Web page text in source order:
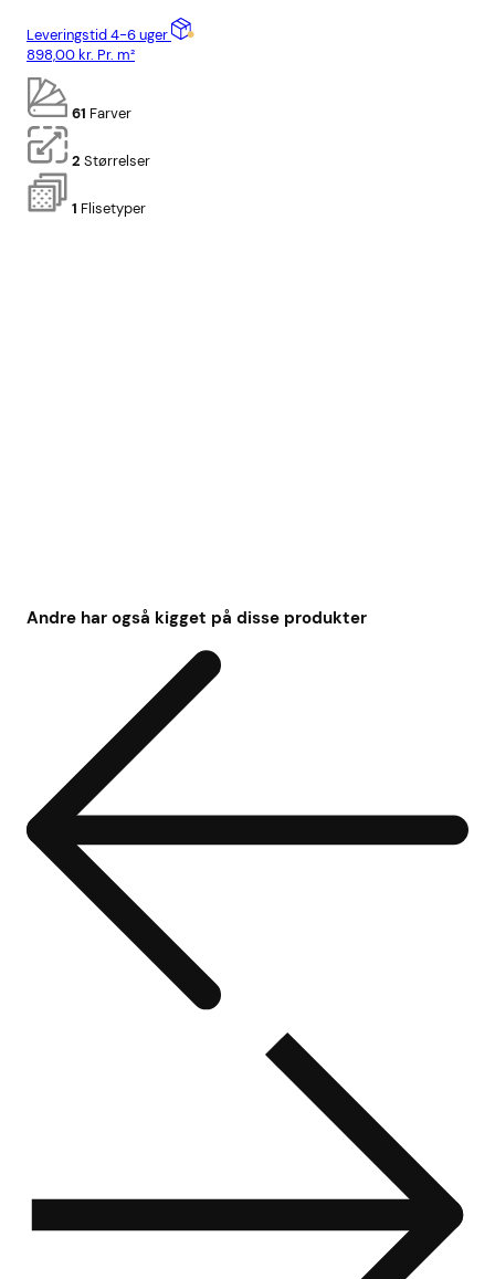
Leveringstid 4-6 uger
898,00kr. Pr. m²
61 Farver
2 Størrelser
1 Flisetyper
Andre har også kigget på disse produkter